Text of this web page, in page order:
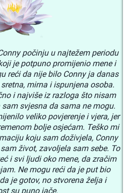
počinju u najtežem periodu
je potpuno promijenio mene i
reći da nije bilo Conny ja danas
mirna i ispunjena osoba.
i najviše iz razloga što nisam
svjesna da sama ne mogu.
veliko povjerenje i vjera, jer
bolje osjećam. Teško mi
koju sam doživjela, Conny
život, zavoljela sam sebe. To
i svi ljudi oko mene, da zračim
Ne mogu reći da je put bio
je gotov, no stvorena želja i
su puno jače.